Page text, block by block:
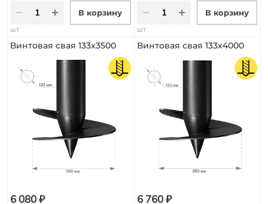
В корзину
шт
В корзину
шт
Винтовая свая 133х3500
6 080 ₽
Винтовая свая 133х4000
6 760 ₽